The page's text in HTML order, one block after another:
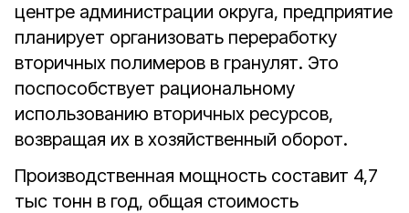
центре администрации округа, предприятие
планирует организовать переработку
вторичных полимеров в гранулят. Это
поспособствует рациональному
использованию вторичных ресурсов,
возвращая их в хозяйственный оборот.
Производственная мощность составит 4,7
тыс тонн в год, общая стоимость